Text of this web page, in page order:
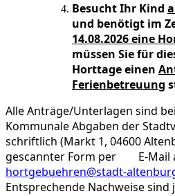
Besucht Ihr Kind
und benötigt im
14.08.2026 eine
müssen Sie
Horttage einen
Ferienbetreuung
Alle Anträge/Unterlagen sind
Kommunale Abgaben der
schriftlich (Markt 1, 04600
gescannter Form per E-Mail
hortgebuehren@stadt-
Entsprechende Nachweise sind